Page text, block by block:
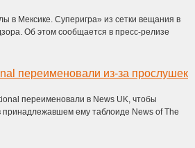
в Мексике. Суперигра» из сетки вещания в
Об этом сообщается в пресс-релизе
переименовали из-за прослушек
переименовали в News UK, чтобы
принадлежавшем ему таблоиде News of The